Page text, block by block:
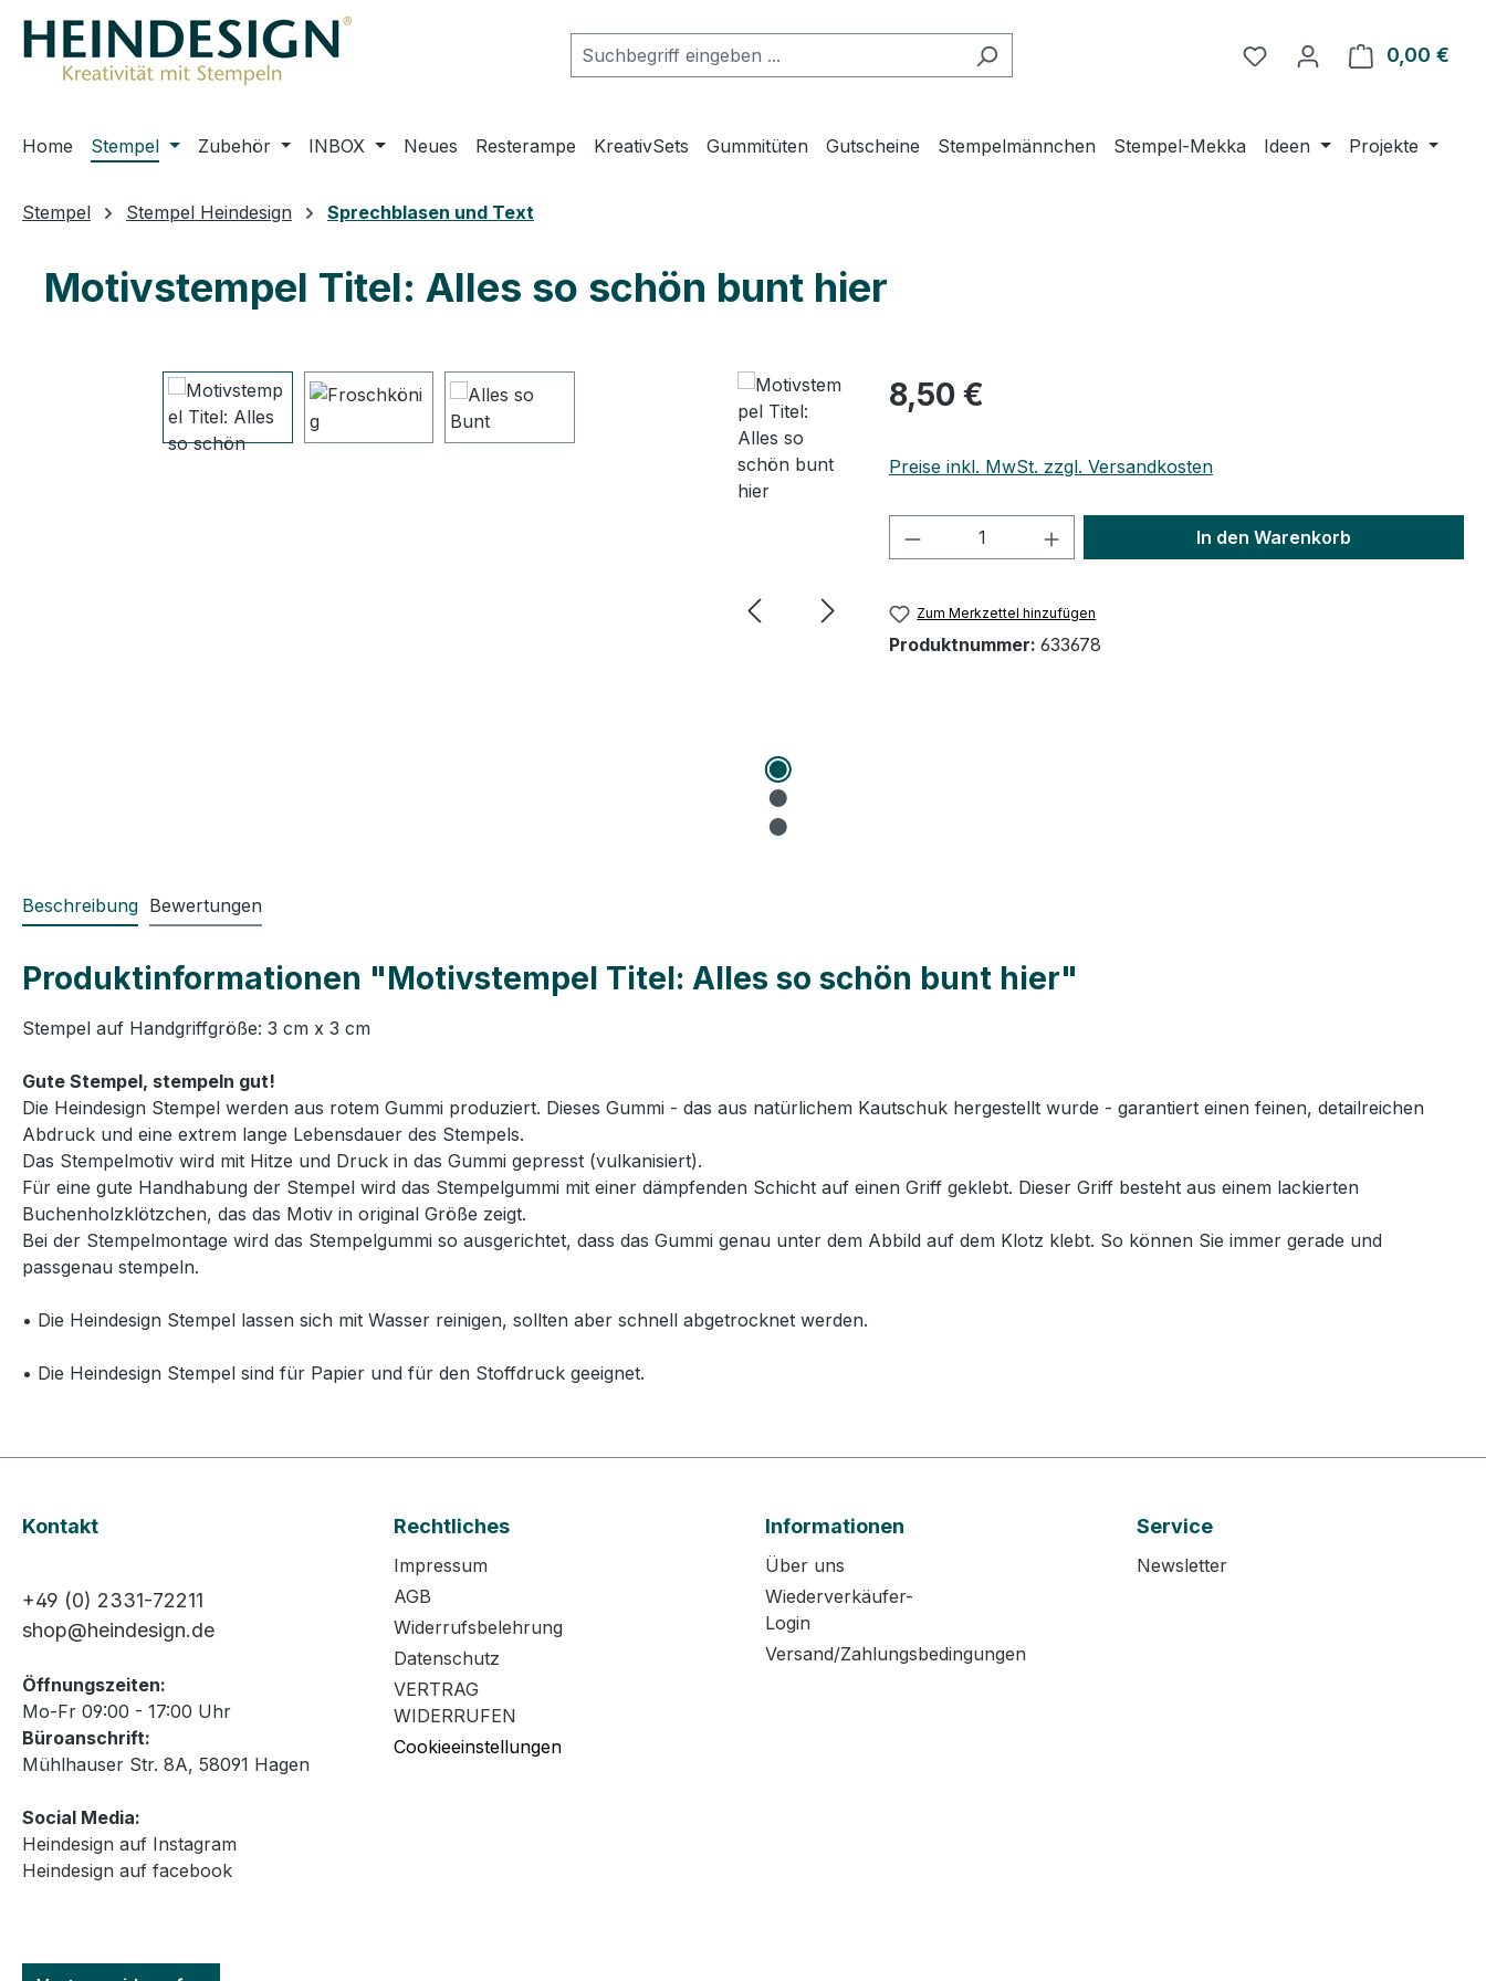
Hauptinhalt springen
Zur Suche springen
Zur Hauptnavigation springen
Du hast 0 Produkte auf
0,00 €
Home Stempel Zubehör INBOX Neues Resterampe KreativSets Gummitüten Gutscheine Stempelmännchen Stempel-Mekka Ideen Projekte
Stempel Stempel Heindesign Sprechblasen und Text
Motivstempel Titel: Alles so schön bunt hier
Regulärer Preis:
8,50 €
Preise inkl. MwSt. zzgl. Versandkosten
Produkt Anzahl: Gib den gewünschten Wert
In den Warenkorb
Zum Merkzettel hinzufügen
Produktnummer: 633678
Beschreibung Bewertungen
Produktinformationen "Motivstempel Titel: Alles so schön bunt hier"
Stempel auf Handgriffgröße: 3 cm x 3 cm
Gute Stempel, stempeln gut!
Die Heindesign Stempel werden aus rotem Gummi produziert. Dieses Gummi - das aus natürlichem Kautschuk hergestellt wurde - garantiert einen feinen, detailreichen
Abdruck und eine extrem lange Lebensdauer des Stempels.
Das Stempelmotiv wird mit Hitze und Druck in das Gummi gepresst (vulkanisiert).
Für eine gute Handhabung der Stempel wird das Stempelgummi mit einer dämpfenden Schicht auf einen Griff geklebt. Dieser Griff besteht aus einem lackierten
Buchenholzklötzchen, das das Motiv in original Größe zeigt.
Bei der Stempelmontage wird das Stempelgummi so ausgerichtet, dass das Gummi genau unter dem Abbild auf dem Klotz klebt. So können Sie immer gerade und
passgenau stempeln.
• Die Heindesign Stempel lassen sich mit Wasser reinigen, sollten aber schnell abgetrocknet werden.
• Die Heindesign Stempel sind für Papier und für den Stoffdruck geeignet.
Kontakt
+49 (0) 2331-72211
shop@heindesign.de
Öffnungszeiten:
Mo-Fr 09:00 - 17:00 Uhr
Büroanschrift:
Mühlhauser Str. 8A, 58091 Hagen
Social Media:
Heindesign auf Instagram
Heindesign auf facebook
Rechtliches
Impressum
AGB
Widerrufsbelehrung
Datenschutz
VERTRAG
WIDERRUFEN
Cookieeinstellungen
Informationen
Über uns
Wiederverkäufer-
Login
Versand/Zahlungsbedingungen
Service
Newsletter